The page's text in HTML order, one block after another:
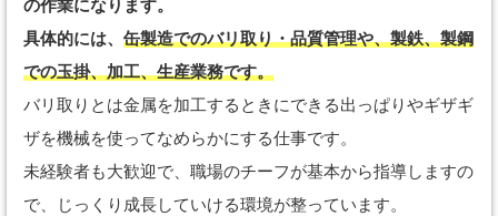
の作業になります。
具体的には、 缶製造でのバリ取り・品質管理や、製鉄、製鋼
での玉掛、加工、生産業務です。
バリ取りとは金属を加工するときにできる出っぱりやギザギ
ザを機械を使ってなめらかにする仕事です。
未経験者も大歓迎で、職場のチーフが基本から指導しますの
で、じっくり成長していける環境が整っています。